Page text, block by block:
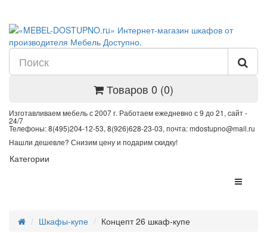
Товаров 0 (0)
Изготавливаем мебель с 2007 г. Работаем ежедневно с 9 до 21, cайт -
24/7
Телефоны: 8(495)204-12-53, 8(926)628-23-03, почта: mdostupno@mail.ru
Нашли дешевле? Снизим цену и подарим скидку!
Категории
Шкафы-купе Концепт 26 шкаф-купе